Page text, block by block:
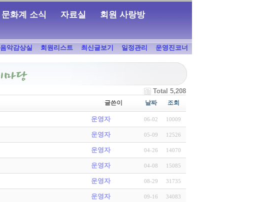
문화계 소식 자료실 회원 사랑방
음악감상실 회원리스트 최신글보기 일정관리 운영진코너
Total 5,208
글쓴이 날짜 조회
운영자 06-02 10009
운영자 05-09 12526
운영자 04-26 14070
운영자 04-08 15085
운영자 08-29 31735
운영자 09-16 34083